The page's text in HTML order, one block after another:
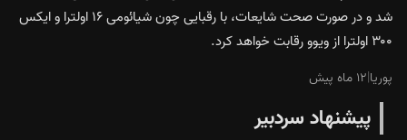
شد و در صورت صحت شایعات، با رقبایی چون شیائومی ۱۶ اولترا و ایکس
۳۰۰ اولترا از ویوو رقابت خواهد کرد.
پوریا|۱۲ ماه پیش
پیشنهاد سردبیر